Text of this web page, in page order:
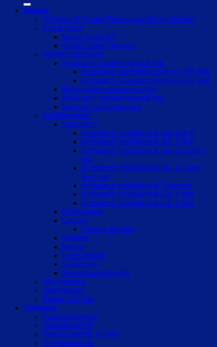
Stokke
Tilbehør til Comde/Bredegaard/Keller/Merko
Guide cane
Guide Cane NY
Guide Cane Gammel
Markeringsstokke
Ambutech markeringsstok kul.
Ambutech Markeringsstok kul 4/5 delt
Ambutech Markeringsstok kul 6/7 delt
Bredegaard markeringsstok
Ambutech markeringsstok alu.
Svensk markeringsstok
Mobilitystokke
Ambutech
Ambutech mobilitystok alu. 4 delt
Ambutech mobilitystok alu. 5 delt
Ambutech mobilitystok alu. m. krog 1
led
Ambutech mobilitystok alu. m. krog
flere led
Ambutech mobilitystok Teleskop
Ambutech mobilitystok kul. 4 delt
Ambutech mobilitystok kul. 5 delt
Bredegaard
Comde
Comde tilbehør
Kellerer
Merco
Louis Hebert
Svarovsky
Svensk mobilitystok
Albuestokke
Støttestokke
Stokke tilbehør
Telefoner
Fastnettelefoner
Mobil/Smart tlf.
Mobil/Smart tlf. m. tale
Telefontilbehør